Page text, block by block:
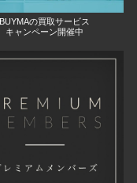
BUYMAの買取サービス
キャンペーン開催中